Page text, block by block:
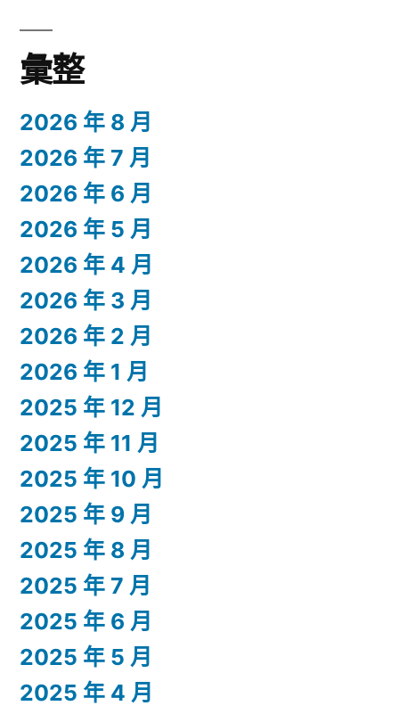
彙整
2026 年 8 月
2026 年 7 月
2026 年 6 月
2026 年 5 月
2026 年 4 月
2026 年 3 月
2026 年 2 月
2026 年 1 月
2025 年 12 月
2025 年 11 月
2025 年 10 月
2025 年 9 月
2025 年 8 月
2025 年 7 月
2025 年 6 月
2025 年 5 月
2025 年 4 月